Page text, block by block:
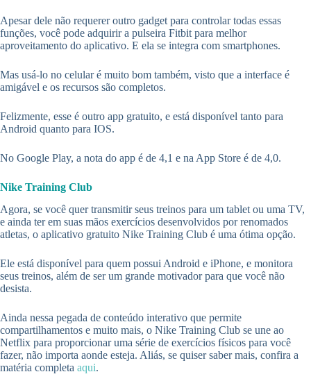
Apesar dele não requerer outro gadget para controlar todas essas
funções, você pode adquirir a pulseira Fitbit para melhor
aproveitamento do aplicativo. E ela se integra com smartphones.
Mas usá-lo no celular é muito bom também, visto que a interface é
amigável e os recursos são completos.
Felizmente, esse é outro app gratuito, e está disponível tanto para
Android quanto para IOS.
No Google Play, a nota do app é de 4,1 e na App Store é de 4,0.
Nike Training Club
Agora, se você quer transmitir seus treinos para um tablet ou uma TV,
e ainda ter em suas mãos exercícios desenvolvidos por renomados
atletas, o aplicativo gratuito Nike Training Club é uma ótima opção.
Ele está disponível para quem possui Android e iPhone, e monitora
seus treinos, além de ser um grande motivador para que você não
desista.
Ainda nessa pegada de conteúdo interativo que permite
compartilhamentos e muito mais, o Nike Training Club se une ao
Netflix para proporcionar uma série de exercícios físicos para você
fazer, não importa aonde esteja. Aliás, se quiser saber mais, confira a
matéria completa aqui.